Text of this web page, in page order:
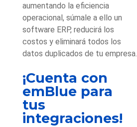
aumentando la eficiencia
operacional, súmale a ello un
software ERP, reducirá los
costos y eliminará todos los
datos duplicados de tu empresa.
¡Cuenta con
emBlue para
tus
integraciones!